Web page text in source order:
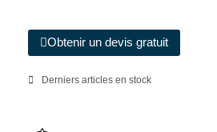
Obtenir un devis gratuit
Derniers articles en stock